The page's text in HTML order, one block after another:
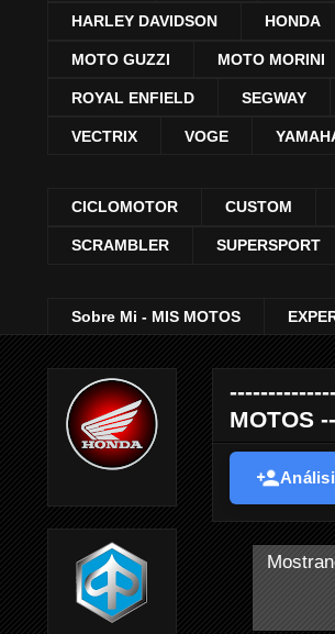
HARLEY DAVIDSON HONDA
MOTO GUZZI MOTO MORINI
ROYAL ENFIELD SEGWAY
VECTRIX VOGE
CICLOMOTOR CUSTOM
SCRAMBLER SUPERSPORT
Sobre Mi - MIS MOTOS
MOTOS